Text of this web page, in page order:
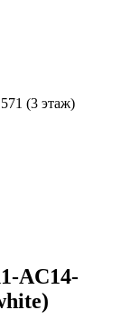
(3 этаж)
AC14-